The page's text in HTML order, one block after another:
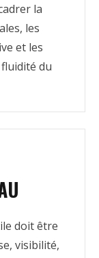
la
les
et les
du
doit être
visibilité,